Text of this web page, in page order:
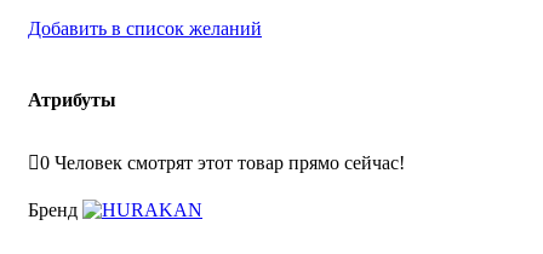
Добавить в список желаний
Атрибуты
0 Человек смотрят этот товар прямо сейчас!
Бренд